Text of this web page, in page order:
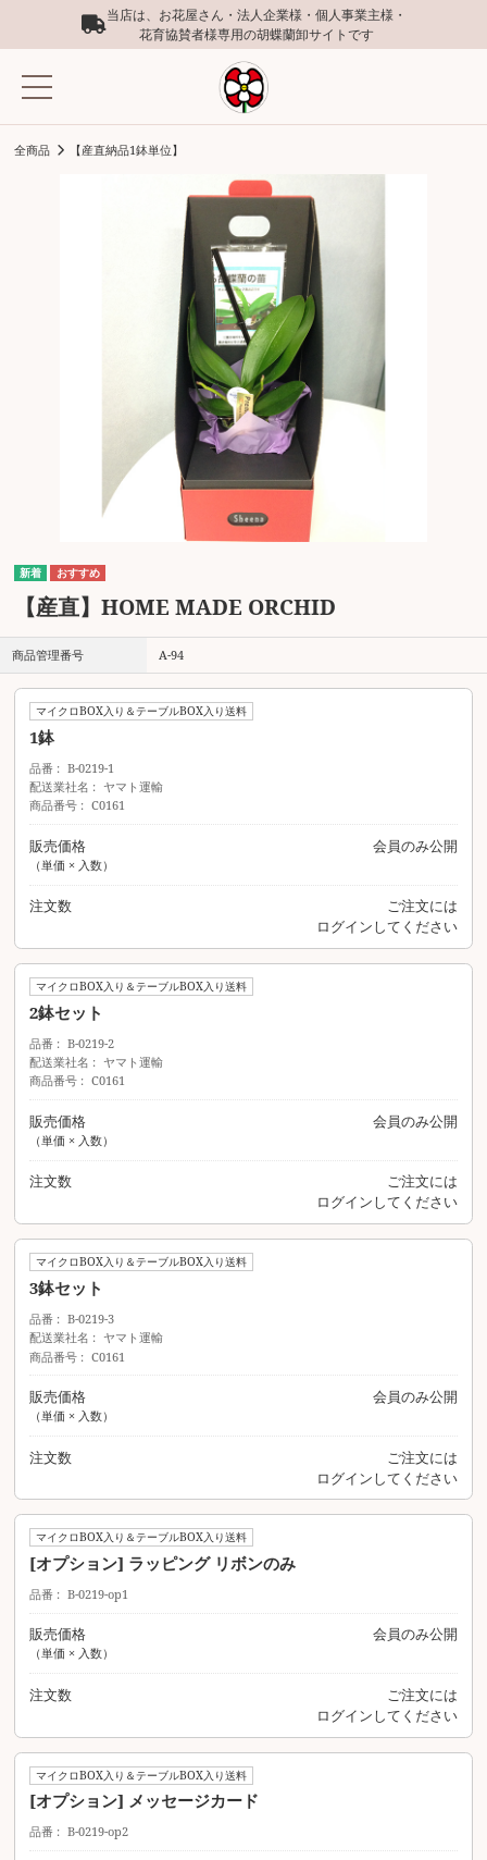
当店は、お花屋さん・法人企業様・個人事業主様・
花育協賛者様専用の胡蝶蘭卸サイトです
全商品 【産直納品1鉢単位】
【産直】HOME MADE ORCHID
商品管理番号 A-94
マイクロBOX入り＆テーブルBOX入り送料
1鉢
品番
B-0219-1
配送業社名
ヤマト運輸
商品番号
C0161
販売価格
（単価 × 入数）
会員のみ公開
注文数
ご注文には
ログインしてください
マイクロBOX入り＆テーブルBOX入り送料
2鉢セット
品番
B-0219-2
配送業社名
ヤマト運輸
商品番号
C0161
販売価格
（単価 × 入数）
会員のみ公開
注文数
ご注文には
ログインしてください
マイクロBOX入り＆テーブルBOX入り送料
3鉢セット
品番
B-0219-3
配送業社名
ヤマト運輸
商品番号
C0161
販売価格
（単価 × 入数）
会員のみ公開
注文数
ご注文には
ログインしてください
マイクロBOX入り＆テーブルBOX入り送料
[オプション] ラッピング リボンのみ
品番 B-0219-op1
販売価格
（単価 × 入数）
会員のみ公開
注文数
ご注文には
ログインしてください
マイクロBOX入り＆テーブルBOX入り送料
[オプション] メッセージカード
品番 B-0219-op2